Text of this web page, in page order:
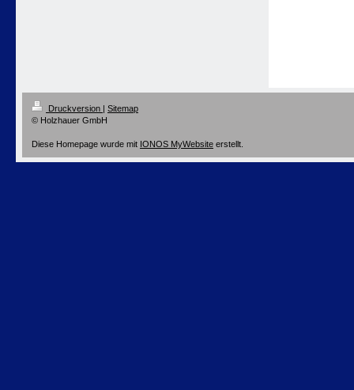
Druckversion | Sitemap
© Holzhauer GmbH
Diese Homepage wurde mit IONOS MyWebsite erstellt.